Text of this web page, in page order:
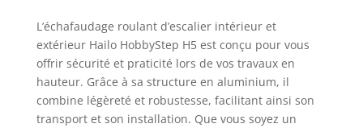
L’échafaudage roulant d’escalier intérieur et
extérieur Hailo HobbyStep H5 est conçu pour vous
offrir sécurité et praticité lors de vos travaux en
hauteur. Grâce à sa structure en aluminium, il
combine légèreté et robustesse, facilitant ainsi son
transport et son installation. Que vous soyez un